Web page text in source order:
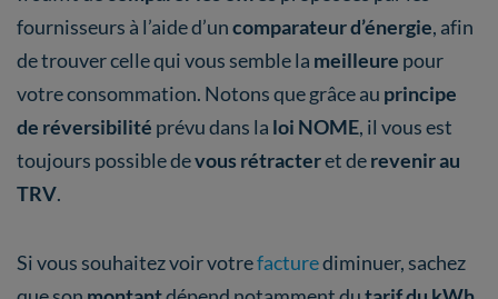
fournisseurs à l’aide d’uncomparateur d’énergie, afin
de trouver celle qui vous semble la meilleure pour
votre consommation. Notons que grâce au principe
de réversibilité prévu dans la loi NOME, il vous est
toujours possible devous rétracteret derevenir au
TRV.
Si vous souhaitez voir votrefacturediminuer, sachez